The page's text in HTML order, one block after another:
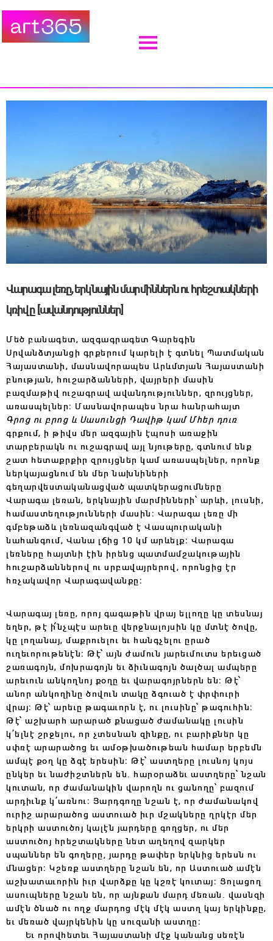
Վարագա լեռը, երկնային մարմիններն ու հրեշտակների
կռիվը [ավանդություններ]
Մեծ բանագետ, ազգագրագետ Գարեգին
Սրվանձտյանցի գրքերում կարելի է գտնել Պատմական
Հայաստանի, մասնավորապես Արևմտյան Հայաստանի
բնության, հուշարձանների, վայրերի մասին
բազմաթիվ ուշագրավ ավանդություններ, զրույցներ,
առասպելներ։ Մասնավորապես նրա հանրահայտ
Գրոց ու բրոց և Սասունցի Դավիթ կամ Մհեր դուռ
գրքում, ի թիվս մեր ազգային էպոսի առաջին
տարբերակն ու ուշագրավ այլ նյութերը, գտնում ենք
շատ հետաքրքիր զրույցներ կամ առասպելներ, որոնք
ներկայացնում են մեր նախնիների
գեղարվեստականացված պատկերացումները
Վարագա լեռան, երկնային մարմինների՝ արևի, լուսնի,
համաստեղությունների մասին։ Վարագա լեռը մի
գմբեթաձև լեռնազանգված է Վասպուրականի
նահանգում, Վանա լճից 10 կմ արևելք։ Վարագա
լեռները հայտնի էին իրենց պատմամշակութային
հուշարձաններով ու սրբավայրերով, որոնցից էր
հռչակավոր Վարագավանքը։
Վարագայ լեռը, որոյ գագաթին վրայ ելլողը կը տեսնայ
եղեր, թէ ի՛նչպէս արեւը վերջնալոյսին կը մտնէ ծովը,
կը լողանայ, մաքրուելու եւ հանգչելու ըրած
ուղեւորութենէն։ Թէ՝ այն ժամուն յարեւմուտս երեւցած
շառագոյն, մոխրագոյն եւ ձիւնագոյն ծալծալ ամպերը
արեւուն անկողնոյ քօղը եւ վարագոյրներն են։ Թէ՝
անոր անկողինը ծովուն տակը ձգուած է փրփուրի
վրայ։ Թէ՝ արեւը թագաւորն է, ու լուսինը՝ թագուհին։
Թէ՝ աշխարհ արարած քնացած ժամանակը լուսին
կ՚ելնէ շրջելու, որ չտեսնան զինքը, ու բարիքներ կը
սփռէ արարածոց եւ ամօթխածութեան համար երբեմն
ամպէ քօղ կը ձգէ երեսին։ Թէ՝ աստղերը լուսնոյ կոյս
ընկեր եւ նաժիշտներն են. հարօրաձեւ աստղերը՝ նշան
կուտան, որ ժամանակին վարողն ու ցանողը՝ բազում
արդիւնք կ՚առնու։ Յարդգողը նշան է, որ ժամանակով
ուրիշ արարածոց աստուած իւր մշակները ղրկէր մեր
երկրի աստուծոյ կալէն յարդերը գողցեր, ու մեր
աստուծոյ հրեշտակները նետ աղեղով զարկեր
սպաններ են գողերը‚ յարդը թափեր երկնից երեսն ու
մնացեր։ Կշեռք աստղերը նշան են, որ Աստուած ամէն
աշխատաւորին իւր վարձքը կը կշռէ կուտայ։ Ցոլացող
ասուպները նշան են, որ այնքան մարդ մեռան. վասնզի
ամէն ծնած ու ողջ մարդոց մէկ մէկ աստղ կայ երկինքը,
եւ մեռած վայրկենին կը սուզանի աստղը։
Եւ որովհետեւ Հայաստանի մէջ կանանց սեռէն